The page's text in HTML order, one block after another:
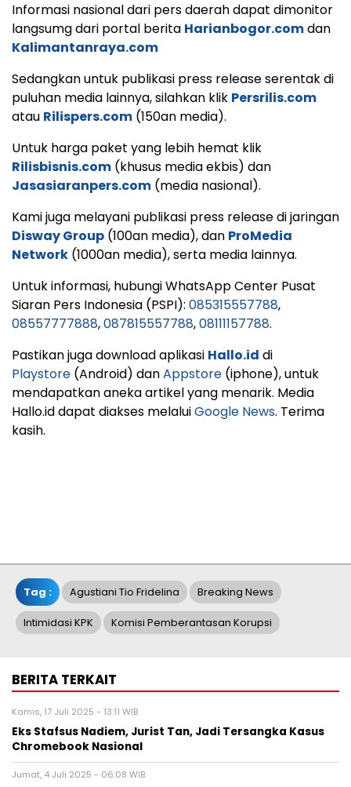
Informasi nasional dari pers daerah dapat dimonitor
langsumg dari portal berita Harianbogor.comdan
Kalimantanraya.com
Sedangkan untuk publikasi press release serentak di
puluhan media lainnya, silahkan klik Persrilis.com
atau Rilispers.com (150an media).
Untuk harga paket yang lebih hemat klik
Rilisbisnis.com (khusus media ekbis) dan
Jasasiaranpers.com (media nasional).
Kami juga melayani publikasi press release di jaringan
Disway Group (100an media), dan ProMedia
Network (1000an media), serta media lainnya.
Untuk informasi, hubungi WhatsApp Center Pusat
Siaran Pers Indonesia (PSPI): 085315557788,
08557777888,087815557788,08111157788.
Pastikan juga download aplikasi Hallo.id di
Playstore (Android) danAppstore (iphone), untuk
mendapatkan aneka artikel yang menarik. Media
Hallo.id dapat diakses melaluiGoogle News. Terima
kasih.
Tag : Agustiani Tio Fridelina Breaking News
Intimidasi KPK Komisi Pemberantasan Korupsi
BERITA TERKAIT
Kamis, 17 Juli 2025 - 13:11 WIB
Eks Stafsus Nadiem, Jurist Tan, Jadi Tersangka Kasus
Chromebook Nasional
Jumat, 4 Juli 2025 - 06:08 WIB